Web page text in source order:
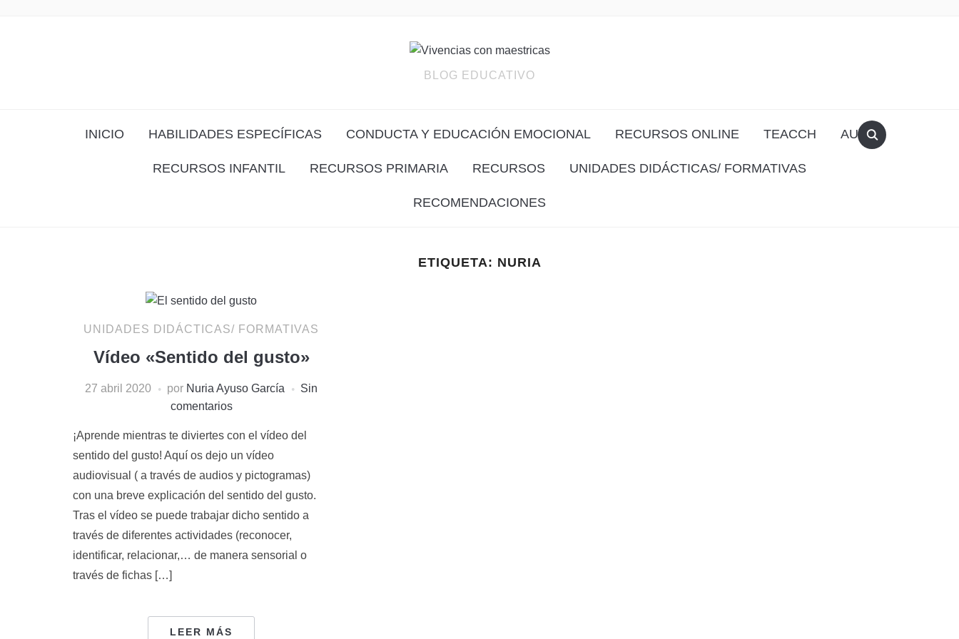
BLOG EDUCATIVO
INICIO HABILIDADES ESPECÍFICAS CONDUCTA Y EDUCACIÓN EMOCIONAL RECURSOS ONLINE TEACCH AULA
RECURSOS INFANTIL RECURSOS PRIMARIA RECURSOS UNIDADES DIDÁCTICAS/ FORMATIVAS
RECOMENDACIONES
ETIQUETA: NURIA
UNIDADES DIDÁCTICAS/ FORMATIVAS
Vídeo «Sentido del gusto»
27 abril 2020 por Nuria Ayuso García
Sin
comentarios
¡Aprende mientras te diviertes con el vídeo del
sentido del gusto! Aquí os dejo un vídeo
audiovisual ( a través de audios y pictogramas)
con una breve explicación del sentido del gusto.
Tras el vídeo se puede trabajar dicho sentido a
través de diferentes actividades (reconocer,
identificar, relacionar,… de manera sensorial o
través de fichas […]
LEER MÁS